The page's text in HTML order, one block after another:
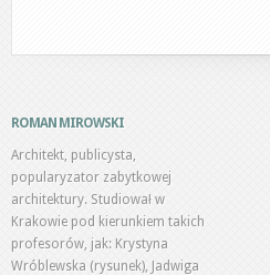
ROMAN MIROWSKI
Architekt, publicysta,
popularyzator zabytkowej
architektury. Studiował w
Krakowie pod kierunkiem takich
profesorów, jak: Krystyna
Wróblewska (rysunek), Jadwiga